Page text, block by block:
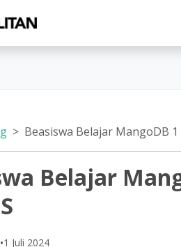
Bisnis
Beasiswa Belajar MangoDB 1 Tahun
Belajar
•1 Juli 2024